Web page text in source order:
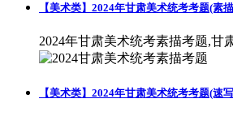
【美术类】2024年甘肃美术统考考题(素
2024年甘肃美术统考素描考题,甘
【美术类】2024年甘肃美术统考考题(速